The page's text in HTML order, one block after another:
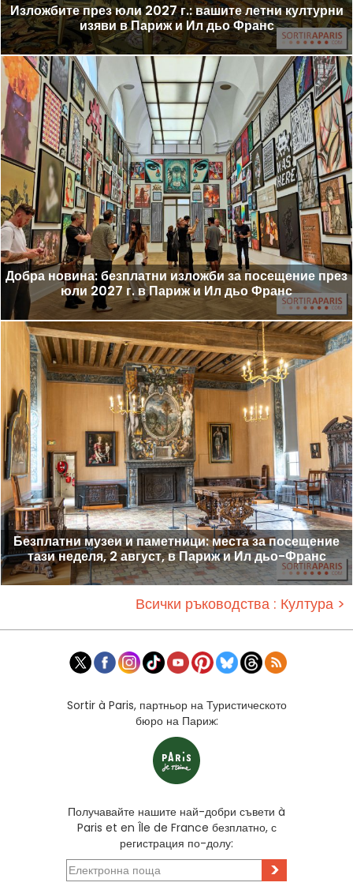
Изложбите през юли 2027 г.: вашите летни културни
изяви в Париж и Ил дьо Франс
Добра новина: безплатни изложби за посещение през
юли 2027 г. в Париж и Ил дьо Франс
Безплатни музеи и паметници: места за посещение
тази неделя, 2 август, в Париж и Ил дьо-Франс
Всички ръководства : Култура >
Sortir à Paris, партньор на Туристическото
бюро на Париж:
Получавайте нашите най-добри съвети à
Paris et en Île de France безплатно, с
регистрация по-долу:
>